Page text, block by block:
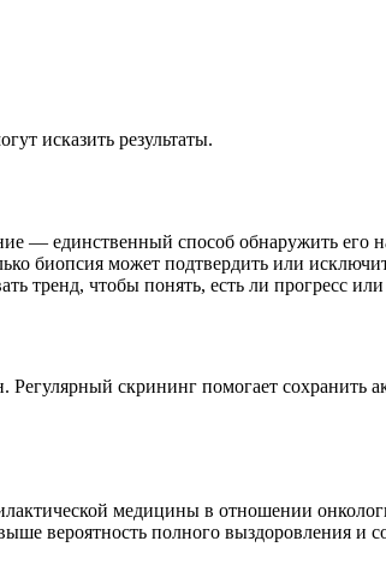
исказить результаты.
— единственный способ обнаружить его
биопсия может подтвердить или
тренд, чтобы понять, есть ли прогресс или
скрининг помогает сохранить
медицины в отношении
вероятность полного выздоровления и